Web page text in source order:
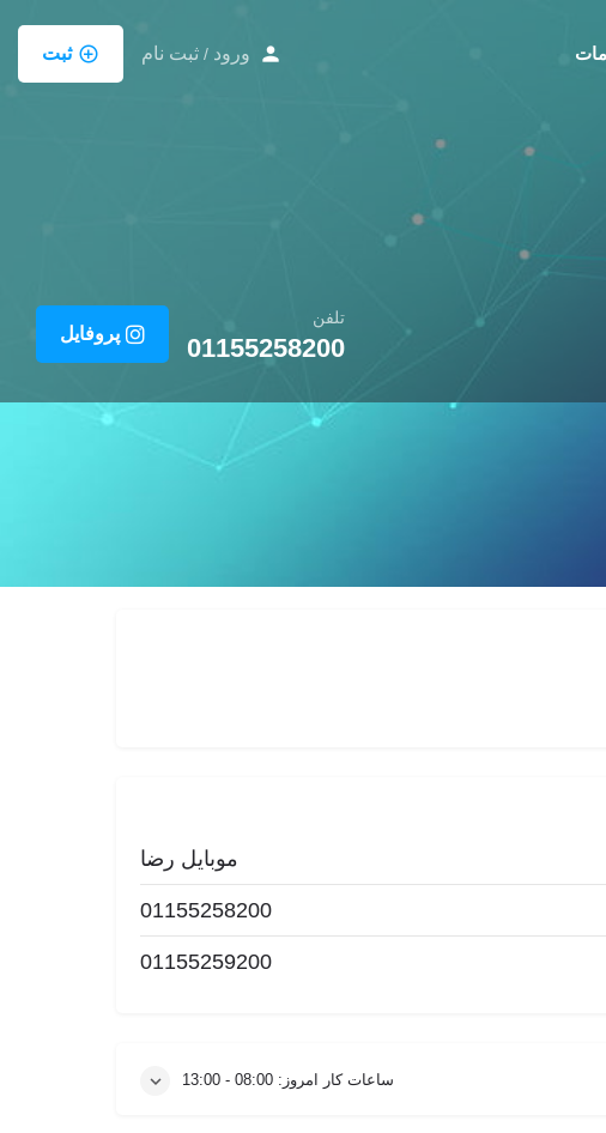
ورود / ثبت نام ثبت
تلفن
01155258200 پروفایل
موبایل رضا
01155258200
01155259200
ساعات کار امروز: 08:00 - 13:00